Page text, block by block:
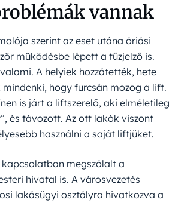
vannak
szerint az eset utána óriási
működésbe lépett a tűzjelző is.
A helyiek hozzátették, hete
hogy furcsán mozog a lift.
is járt a liftszerelő, aki elméletileg
és távozott. Az ott lakók viszont
használni a saját liftjüket.
megszólalt a
hivatal is. A városvezetés
lakásügyi osztályra hivatkozva a